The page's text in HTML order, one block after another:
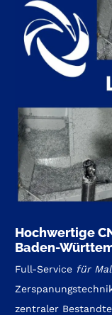
Hochwertige
Baden-
Full-Service für
zentraler